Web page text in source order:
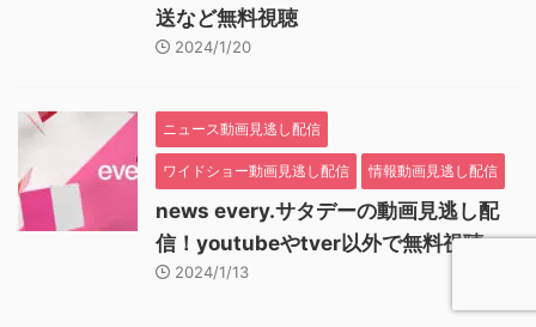
送など無料視聴
2024/1/20
ニュース動画見逃し配信
ワイドショー動画見逃し配信 情報動画見逃し配信
news every.サタデーの動画見逃し配
信！youtubeやtver以外で無料視聴
2024/1/13